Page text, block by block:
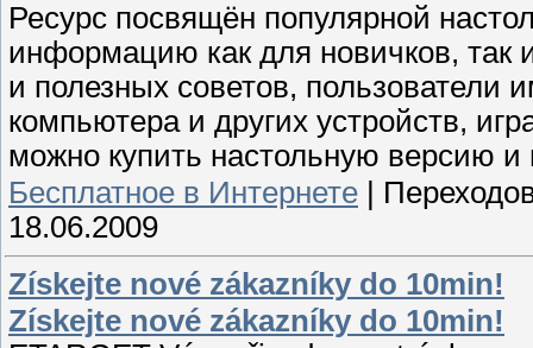
Ресурс посвящён популярной
информацию как для новичков, так
и полезных советов, пользователи
компьютера и других устройств,
можно купить настольную версию и
Бесплатное в Интернете
18.06.2009
Získejte nové zákazníky do 10min!
Získejte nové zákazníky do 10min!